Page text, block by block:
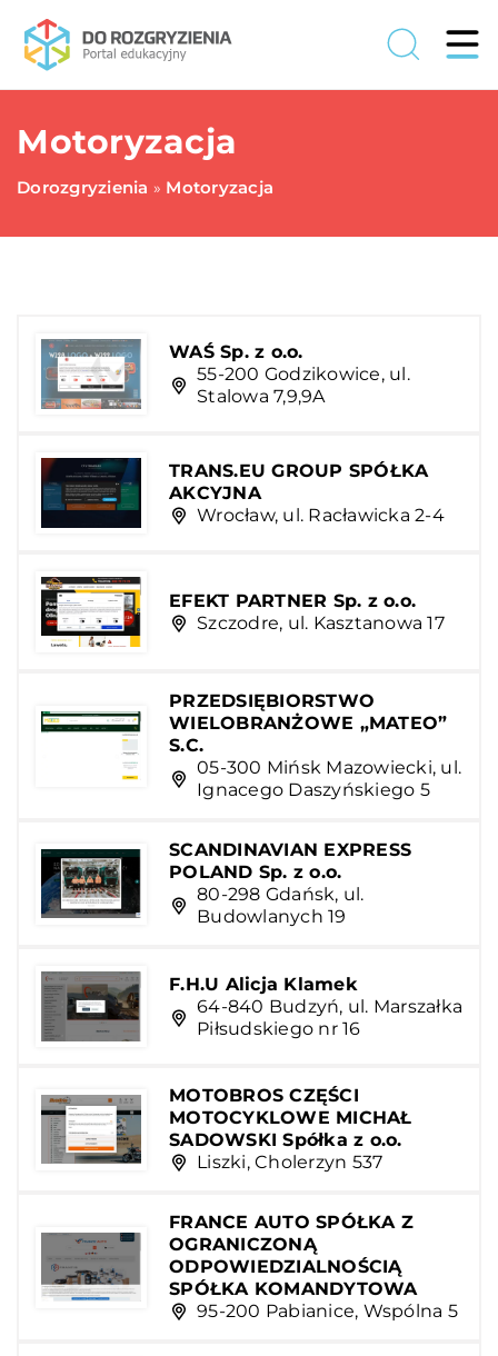
Motoryzacja
Dorozgryzienia » Motoryzacja
WAŚ Sp. z o.o.
55-200 Godzikowice, ul.
Stalowa 7,9,9A
TRANS.EU GROUP SPÓŁKA
AKCYJNA
Wrocław, ul. Racławicka 2-4
EFEKT PARTNER Sp. z o.o.
Szczodre, ul. Kasztanowa 17
PRZEDSIĘBIORSTWO
WIELOBRANŻOWE „MATEO”
S.C.
05-300 Mińsk Mazowiecki, ul.
Ignacego Daszyńskiego 5
SCANDINAVIAN EXPRESS
POLAND Sp. z o.o.
80-298 Gdańsk, ul.
Budowlanych 19
F.H.U Alicja Klamek
64-840 Budzyń, ul. Marszałka
Piłsudskiego nr 16
MOTOBROS CZĘŚCI
MOTOCYKLOWE MICHAŁ
SADOWSKI Spółka z o.o.
Liszki, Cholerzyn 537
FRANCE AUTO SPÓŁKA Z
OGRANICZONĄ
ODPOWIEDZIALNOŚCIĄ
SPÓŁKA KOMANDYTOWA
95-200 Pabianice, Wspólna 5